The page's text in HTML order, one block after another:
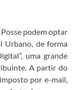
podem optar
Urbano, de forma
uma grande
A partir do
por e-mail,